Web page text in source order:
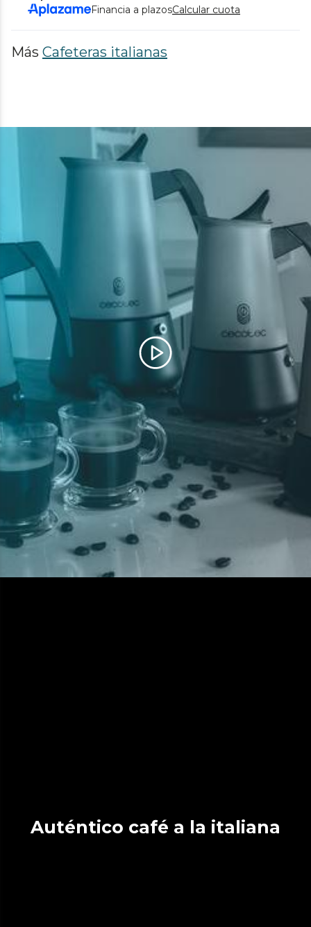
Financia a plazosCalcular cuota
Más Cafeteras italianas
Auténtico café a la italiana